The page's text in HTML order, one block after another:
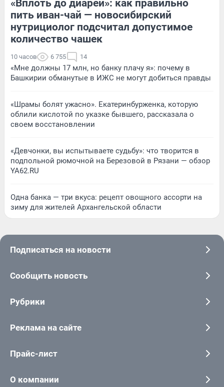
«Вплоть до диареи»: как правильно
пить иван-чай — новосибирский
нутрициолог подсчитал допустимое
количество чашек
10 часов 6 755 14
«Мне должны 17 млн, но банку плачу я»: почему в
Башкирии обманутые в ИЖС не могут добиться правды
«Шрамы болят ужасно». Екатеринбурженка, которую
облили кислотой по указке бывшего, рассказала о
своем восстановлении
«Девчонки, вы испытываете судьбу»: что творится в
подпольной рюмочной на Березовой в Рязани — обзор
YA62.RU
Одна банка — три вкуса: рецепт овощного ассорти на
зиму для жителей Архангельской области
Подписаться на новости
Сообщить новость
Рубрики
Реклама на сайте
Прайс-лист
О компании